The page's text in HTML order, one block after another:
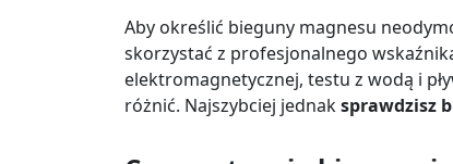
Aby określić bieguny magnesu
skorzystać z profesjonalnego
elektromagnetycznej, testu z wodą i
różnić. Najszybciej jednaksprawdzisz